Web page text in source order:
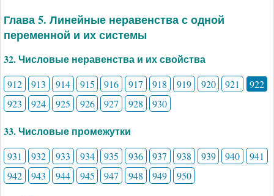
Глава 5. Линейные неравенства с одной
переменной и их системы
32. Числовые неравенства и их свойства
912 913 914 915 916 917 918 919 920 921
922
923
924 925 926 927 928 930
33. Числовые промежутки
931 932 933 934 935 936 937 938 939 940
941
942
943 944 945 947 948 949 950